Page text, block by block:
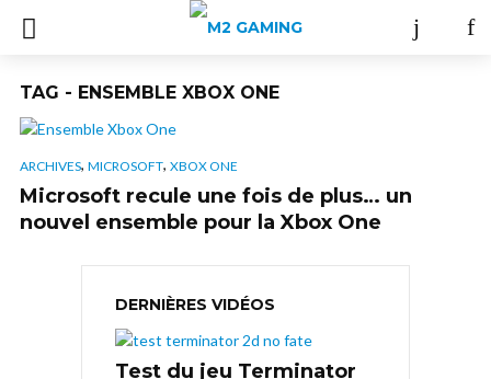
TAG - ENSEMBLE XBOX ONE
ARCHIVES, MICROSOFT, XBOX ONE
Microsoft recule une fois de plus… un
nouvel ensemble pour la Xbox One
DERNIÈRES VIDÉOS
Test du jeu Terminator